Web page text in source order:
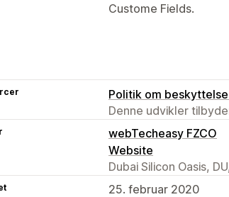
Custome Fields.
Politik om
Denne udvikler
webTecheasy FZCO
Website
Dubai Silicon Oasis,
25. februar 2020